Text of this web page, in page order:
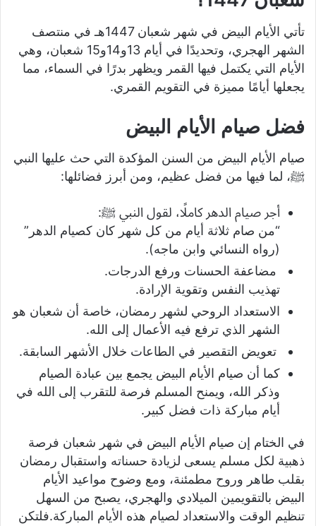
تأتي الأيام البيض في شهر شعبان 1447هـ في منتصف
الشهر الهجري، وتحديدًا في أيام 13و14و15 شعبان، وهي
الأيام التي يكتمل فيها القمر ويظهر بدرًا في السماء، مما
يجعلها أيامًا مميزة في التقويم القمري.
فضل صيام الأيام البيض
صيام الأيام البيض من السنن المؤكدة التي حث عليها النبي
ﷺ، لما فيها من فضل عظيم، ومن أبرز فضائلها:
أجر صيام الدهر كاملًا، لقول النبي ﷺ:
“من صام ثلاثة أيام من كل شهر كان كصيام الدهر”
(رواه النسائي وابن ماجه).
مضاعفة الحسنات ورفع الدرجات.
تهذيب النفس وتقوية الإرادة.
الاستعداد الروحي لشهر رمضان، خاصة أن شعبان هو
الشهر الذي ترفع فيه الأعمال إلى الله.
تعويض التقصير في الطاعات خلال الأشهر السابقة.
كما أن صيام الأيام البيض يجمع بين عبادة الصيام
وذكر الله، ويمنح المسلم فرصة للتقرب إلى الله في
أيام مباركة ذات فضل كبير.
في الختام إن صيام الأيام البيض في شهر شعبان فرصة
ذهبية لكل مسلم يسعى لزيادة حسناته واستقبال رمضان
بقلب طاهر وروح مطمئنة، ومع وضوح مواعيد الأيام
البيض بالتقويمين الميلادي والهجري، يصبح من السهل
تنظيم الوقت والاستعداد لصيام هذه الأيام المباركة.فلتكن